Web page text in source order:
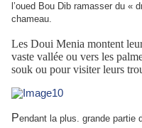
l’oued Bou Dib ramasser du «
chameau.
Les Doui Menia montent
vaste vallée ou vers les
souk ou pour visiter leurs
Pendant la plus. grande partie